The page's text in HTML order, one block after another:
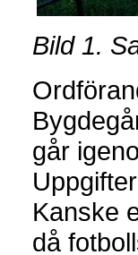
Bild 1.
går
Kanske
då